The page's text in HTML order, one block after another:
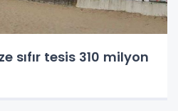
sıfır tesis 310 milyon